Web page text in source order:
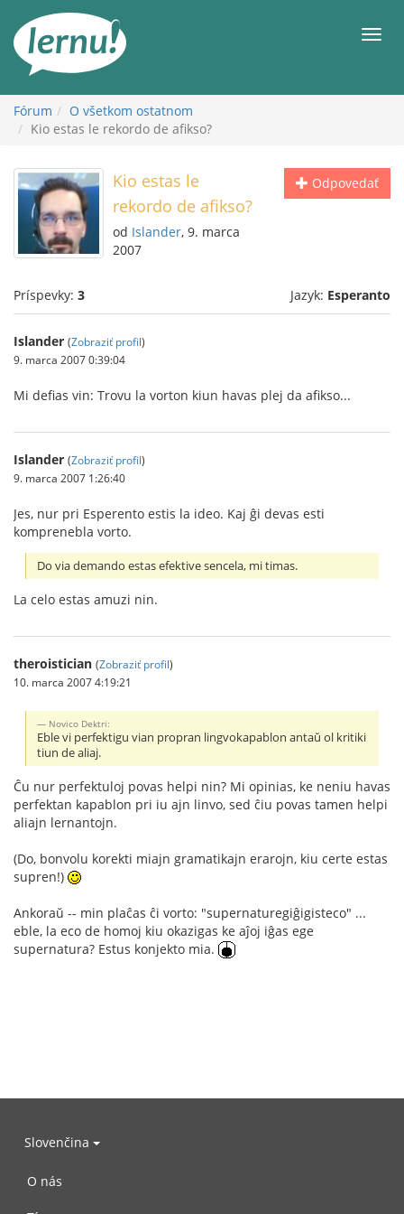
obsah
Fórum
O všetkom ostatnom
Kio estas le rekordo de afikso?
Odpovedať
Kio estas le
rekordo de afikso?
od Islander, 9. marca
2007
Príspevky: 3 Jazyk: Esperanto
Islander (Zobraziť profil)
9. marca 2007 0:39:04
Mi defias vin: Trovu la vorton kiun havas plej da afikso...
Islander (Zobraziť profil)
9. marca 2007 1:26:40
Jes, nur pri Esperento estis la ideo. Kaj ĝi devas esti
komprenebla vorto.
Do via demando estas efektive sencela, mi timas.
La celo estas amuzi nin.
theroistician (Zobraziť profil)
10. marca 2007 4:19:21
Novico Dektri:
Eble vi perfektigu vian propran lingvokapablon antaŭ ol kritiki
tiun de aliaj.
Ĉu nur perfektuloj povas helpi nin? Mi opinias, ke neniu havas
perfektan kapablon pri iu ajn linvo, sed ĉiu povas tamen helpi
aliajn lernantojn.
(Do, bonvolu korekti miajn gramatikajn erarojn, kiu certe estas
supren!)
Ankoraŭ -- min plaĉas ĉi vorto: "supernaturegiĝigisteco" ...
eble, la eco de homoj kiu okazigas ke aĵoj iĝas ege
supernatura? Estus konjekto mia.
Slovenčina
O nás